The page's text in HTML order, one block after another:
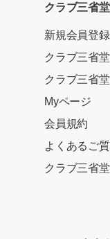
クラブ三省
新規会員登録
クラブ三省
クラブ三省
Myページ
会員規約
よくあるご
クラブ三省